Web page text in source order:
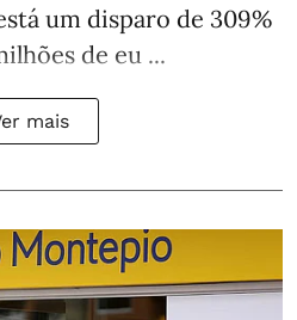
um disparo de 309%
de eu ...
mais